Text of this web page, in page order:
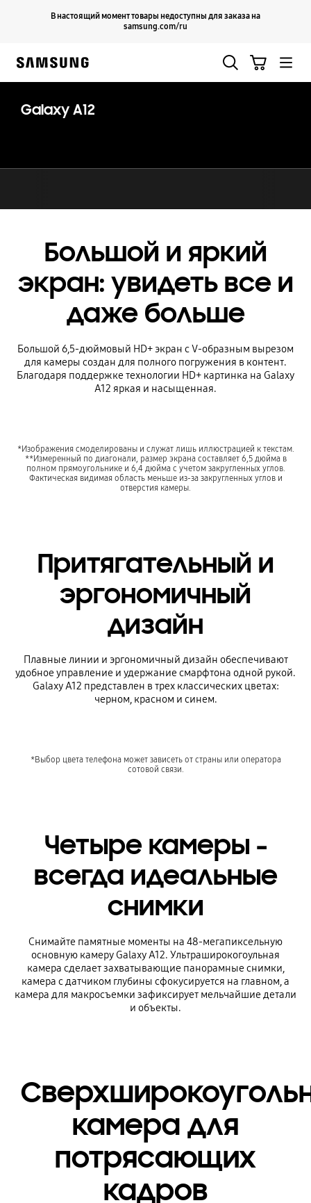
В настоящий момент товары недоступны для заказа на
samsung.com/ru
Продолжить
Galaxy A12
Большой и яркий
экран: увидеть все и
даже больше
Большой 6,5-дюймовый HD+ экран с V-образным вырезом
для камеры создан для полного погружения в контент.
Благодаря поддержке технологии HD+ картинка на Galaxy
A12 яркая и насыщенная.
*Изображения смоделированы и служат лишь иллюстрацией к текстам.
**Измеренный по диагонали, размер экрана составляет 6,5 дюйма в
полном прямоугольнике и 6,4 дюйма с учетом закругленных углов.
Фактическая видимая область меньше из-за закругленных углов и
отверстия камеры.
Притягательный и
эргономичный
дизайн
Плавные линии и эргономичный дизайн обеспечивают
удобное управление и удержание смарфтона одной рукой.
Galaxy A12 представлен в трех классических цветах:
черном, красном и синем.
*Выбор цвета телефона может зависеть от страны или оператора
сотовой связи.
Четыре камеры -
всегда идеальные
снимки
Снимайте памятные моменты на 48-мегапиксельную
основную камеру Galaxy A12. Ультраширокогоульная
камера сделает захватывающие панорамные снимки,
камера с датчиком глубины сфокусируется на главном, а
камера для макросъемки зафиксирует мельчайшие детали
и объекты.
камера для
потрясающих
кадров